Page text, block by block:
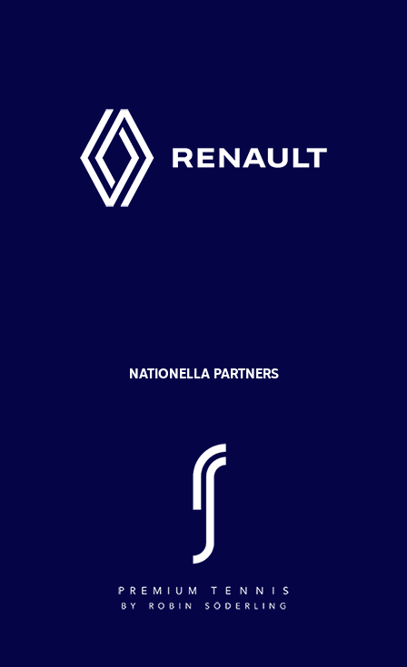
NATIONELLA PARTNERS